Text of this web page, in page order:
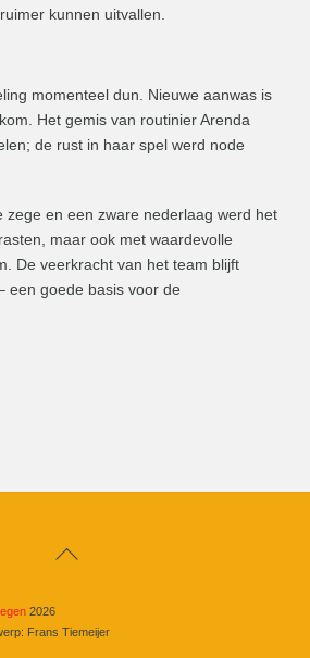
kunnen uitvallen.
momenteel dun. Nieuwe aanwas is
Het gemis van routinier Arenda
de rust in haar spel werd node
zege en een zware nederlaag werd het
maar ook met waardevolle
De veerkracht van het team blijft
een goede basis voor de
Back
2026
Frans Tiemeijer